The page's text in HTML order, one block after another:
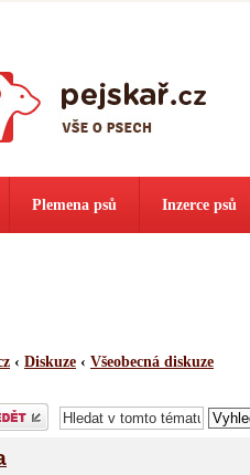
Plemena psů Inzerce psů
‹ Diskuze ‹ Všeobecná diskuze